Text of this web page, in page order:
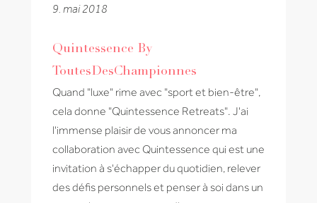
9. mai 2018
Quintessence By
ToutesDesChampionnes
Quand "luxe" rime avec "sport et bien-être",
cela donne "Quintessence Retreats". J'ai
l'immense plaisir de vous annoncer ma
collaboration avec Quintessence qui est une
invitation à s'échapper du quotidien, relever
des défis personnels et penser à soi dans un